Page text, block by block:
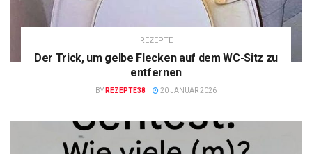
REZEPTE
Der Trick, um gelbe Flecken auf dem WC-Sitz zu
entfernen
BY REZEPTE38 20 JANUAR 2026